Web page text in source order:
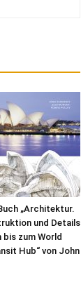
„Architektur.
und Details
bis zum World
Hub“ von John